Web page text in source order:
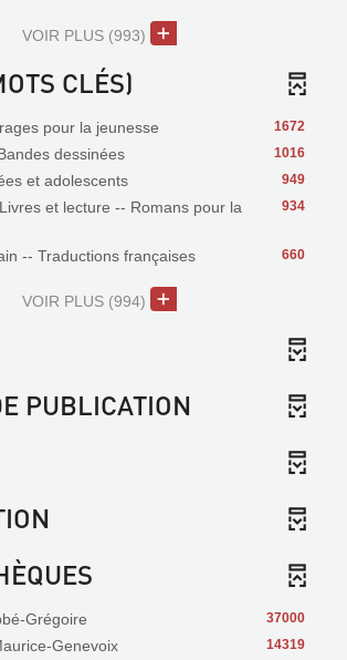
VOIR PLUS (993)
CLÉS)
1672
pour la jeunesse
1016
dessinées
949
et adolescents
934
et lecture -- Romans pour la
660
-- Traductions françaises
VOIR PLUS (994)
PUBLICATION
37000
Grégoire
14319
Genevoix